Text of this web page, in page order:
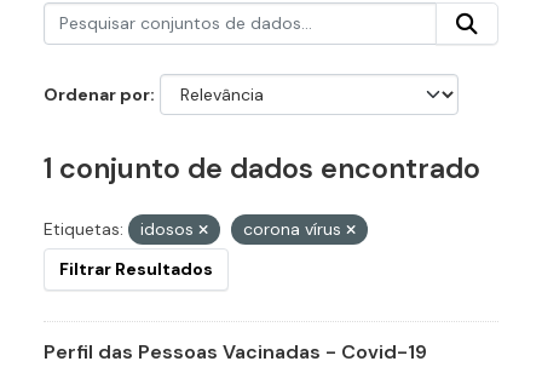
Ordenar por
1 conjunto de dados encontrado
Etiquetas: idosos
corona vírus
Filtrar Resultados
Perfil das Pessoas Vacinadas - Covid-19